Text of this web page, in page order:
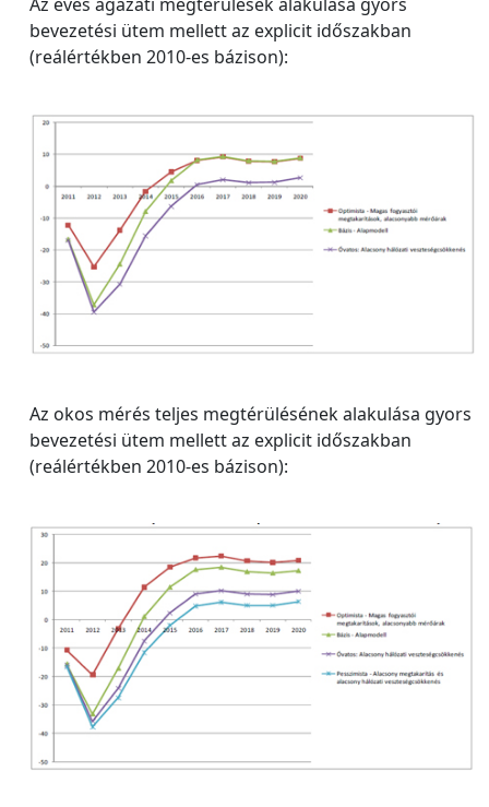
bevezetési ütem mellett az explicit időszakban
(reálértékben 2010‐es bázison):
Az okos mérés teljes megtérülésének alakulása gyors
bevezetési ütem mellett az explicit időszakban
(reálértékben 2010‐es bázison):